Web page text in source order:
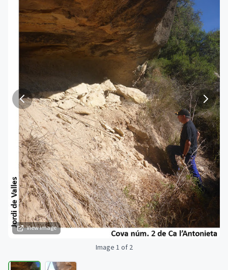
View image
Image 1 of 2